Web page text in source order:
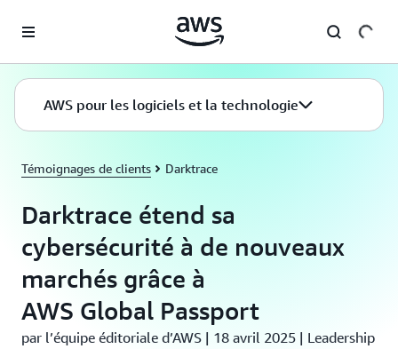
AWS pour les logiciels et la technologie
Témoignages de clients Darktrace
Darktrace étend sa
cybersécurité à de nouveaux
marchés grâce à
AWS Global Passport
par l’équipe éditoriale d’AWS | 18 avril 2025 | Leadership